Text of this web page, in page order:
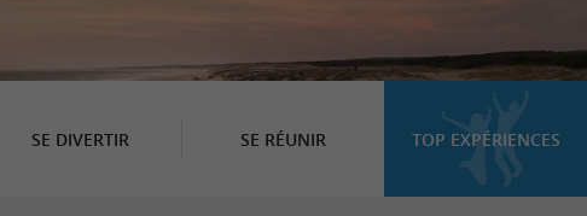
SE DIVERTIR SE RÉUNIR TOP EXPÉRIENCES